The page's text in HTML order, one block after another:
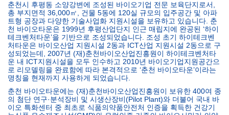
춘천시 후평동 소양강변에 조성된 바이오기업 전문 보육단지로서,
총 부지면적 36,000㎡, 건물 5동에 120실 규모의 입주공간 및 아파
트형 공장과 다양한 기술사업화 지원시설을 보유하고 있습니다. 춘
천 바이오타운은 1999년 후평산업단지 인근 매립지에 완공된 ‘하이
테크벤처타운’을 기반으로 조성되었습니다. 조성 초기 하이테크벤
처타운은 바이오산업 지원시설 2동과 ICT산업 지원시설 2동으로 구
성되었는데, 2007년 (재)춘천바이오산업진흥원이 하이테크벤처타
운 내 ICT지원시설을 모두 인수하고 2010년 바이오기업지원공간으
로 리모델링을 완료함에 따라 본격적으로 ‘춘천 바이오타운’이라는
명칭을 현재까지 사용하게 되었습니다.
춘천 바이오타운에는 (재)춘천바이오산업진흥원이 보유한 400여 종
의 첨단 연구·분석장비 및 시생산장비(Pilot Plant)와 더불어 국내 바
이오 특화센터 중 최초로 식품의약품안전처 인증을 획득한 건강기